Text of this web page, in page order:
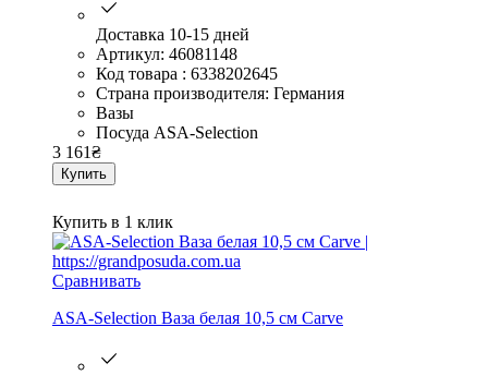
Доставка 10-15 дней
Артикул: 46081148
Код товара : 6338202645
Страна производителя: Германия
Вазы
Посуда ASA-Selection
3 161₴
Купить
Купить в 1 клик
Сравнивать
ASA-Selection Ваза белая 10,5 см Carve